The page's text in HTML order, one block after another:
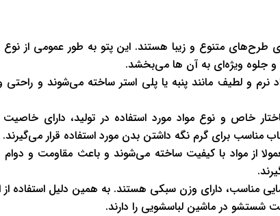
طرح‌های متنوع و زیبا هستند. این پتو به طور عمومی از
جلوه ویژه‌ای به آن ها می‌بخشد.
نرم و لطیف مانند پنبه یا پلی استر ساخته می‌شوند و
خاص و نوع مواد مورد استفاده در تولید، دارای
برای گرم نگه داشتن بدن مورد استفاده قرار می‌گیرند.
از مواد با کیفیت ساخته می‌شوند و باعث مقاومت و دوام
مناسب، دارای وزن سبکی هستند. به همین دلیل استفاده
شستشو در ماشین لباسشویی را دارند.